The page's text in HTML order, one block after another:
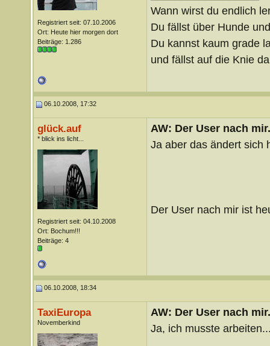
Registriert seit: 07.10.2006
Ort: Heute hier morgen dort
Beiträge: 1.286
Wann wirst du endlich
Du fällst über Hunde
Du kannst kaum grade
und fällst auf die Knie
06.10.2008, 17:32
glück.auf
* blick ins licht...
Registriert seit: 04.10.2008
Ort: Bochum!!!
Beiträge: 4
AW: Der User nach
Ja aber das ändert sich
Der User nach mir ist
06.10.2008, 18:34
TaxiEuropa
Novemberkind
AW: Der User nach
Ja, ich musste